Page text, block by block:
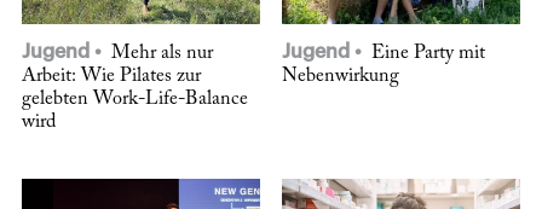
Jugend
Mehr als nur
Arbeit: Wie Pilates zur
gelebten Work-Life-Balance
wird
Jugend
Eine Party mit
Nebenwirkung